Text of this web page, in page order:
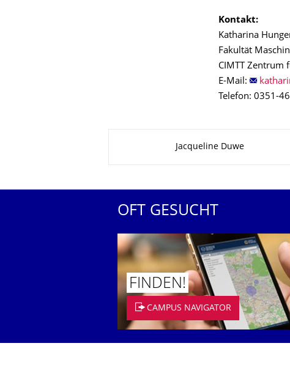
Kontakt:
Katharina
Fakultät
CIMTT Zentrum
E-Mail:
Telefon: 0351-
Jacqueline Duwe
OFT GESUCHT
FINDEN!
CAMPUS NAVIGATOR